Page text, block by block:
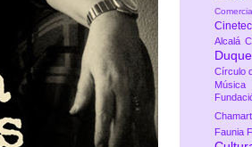
Alcalá
Círculo
Música
Faunia